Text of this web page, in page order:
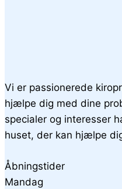
Vi er passionerede
hjælpe dig med dine
specialer og interesser
huset, der kan hjælpe
Åbningstider
Mandag